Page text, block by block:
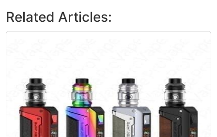
Related Articles: